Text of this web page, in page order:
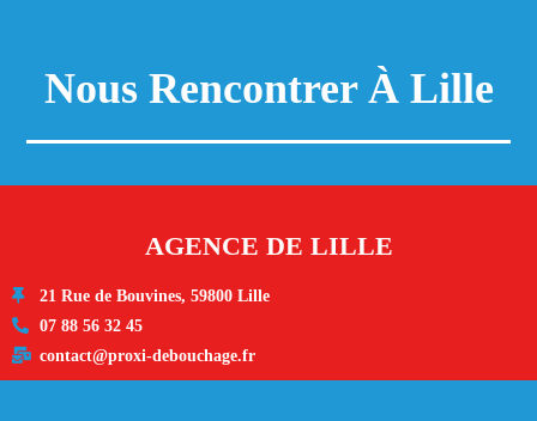
Nous Rencontrer À Lille
AGENCE DE LILLE
21 Rue de Bouvines, 59800 Lille
07 88 56 32 45
contact@proxi-debouchage.fr